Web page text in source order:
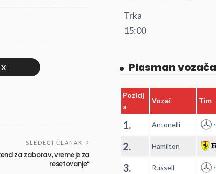
X
SLEDEĆI ČLANAK
za zaborav, vreme je za
resetovanje“
Trka
15:00
Plasman vozača
Pozicij
a
Vozač Tim
1. Antonelli
2. Hamilton
3. Russell